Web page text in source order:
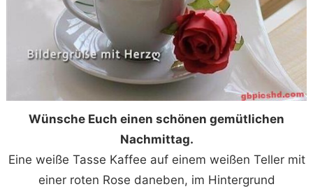
Wünsche Euch einen schönen gemütlichen
Nachmittag.
Eine weiße Tasse Kaffee auf einem weißen Teller mit
einer roten Rose daneben, im Hintergrund